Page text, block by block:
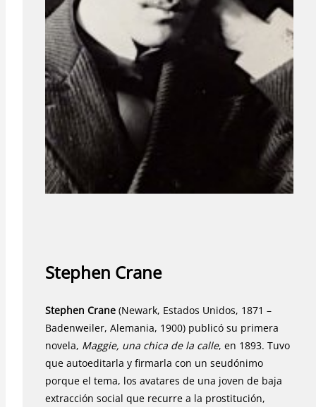
Stephen Crane
Stephen Crane (Newark, Estados Unidos, 1871 –
Badenweiler, Alemania, 1900) publicó su primera
novela, Maggie, una chica de la calle, en 1893. Tuvo
que autoeditarla y firmarla con un seudónimo
porque el tema, los avatares de una joven de baja
extracción social que recurre a la prostitución,